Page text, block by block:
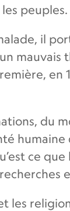
peuples.
il
en
du
ce